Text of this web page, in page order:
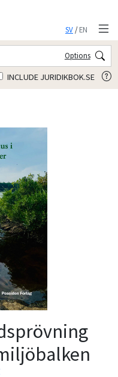
SV/EN
Options
INCLUDE JURIDIKBOK.SE